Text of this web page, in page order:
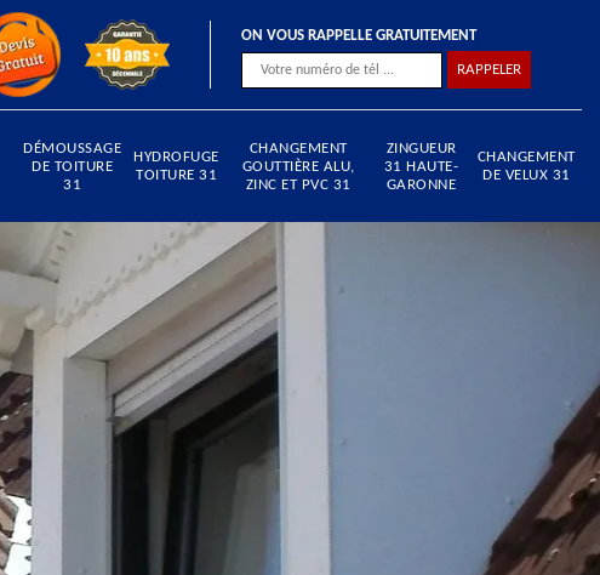
ON VOUS RAPPELLE GRATUITEMENT
DÉMOUSSAGE
DE TOITURE
31
HYDROFUGE
TOITURE 31
CHANGEMENT
GOUTTIÈRE ALU,
ZINC ET PVC 31
ZINGUEUR
31 HAUTE-
GARONNE
CHANGEMENT
DE VELUX 31